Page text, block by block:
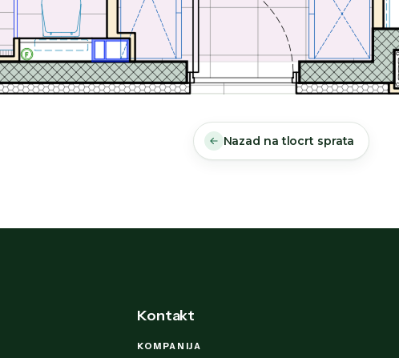
Nazad na tlocrt sprata
Kontakt
KOMPANIJA